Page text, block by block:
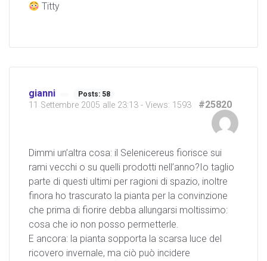
Titty
gianni Posts: 58
11 Settembre 2005 alle 23:13 - Views: 1593 #25820
Dimmi un’altra cosa: il Selenicereus fiorisce sui
rami vecchi o su quelli prodotti nell’anno?Io taglio
parte di questi ultimi per ragioni di spazio, inoltre
finora ho trascurato la pianta per la convinzione
che prima di fiorire debba allungarsi moltissimo:
cosa che io non posso permetterle.
E ancora: la pianta sopporta la scarsa luce del
ricovero invernale, ma ciò può incidere